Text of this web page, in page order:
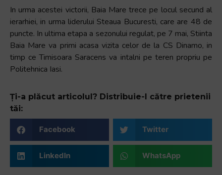
In urma acestei victorii, Baia Mare trece pe locul secund al
ierarhiei, in urma liderului Steaua Bucuresti, care are 48 de
puncte. In ultima etapa a sezonului regulat, pe 7 mai, Stiinta
Baia Mare va primi acasa vizita celor de la CS Dinamo, in
timp ce Timisoara Saracens va intalni pe teren propriu pe
Politehnica Iasi.
Ți-a plăcut articolul? Distribuie-l către prietenii
tăi:
Facebook Twitter
LinkedIn WhatsApp